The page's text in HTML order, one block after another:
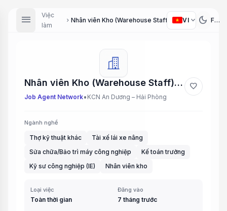
menu
Việc
làm
chevron_right Nhân viên Kho (Warehouse Staff), Lái xe nâng (Forklift Driver), Nhân viên IE (IE Staff), Nhân viên Sửa máy (Machine Repair Staff), Kế toán trưởng (Chief Accountant), Nhân viên Kỹ thuật (Technician)
VI expand_more dark_mode
Nhân viên Kho (Warehouse Staff), Lái xe nâng (Forklift Driver), Nhân viên IE (IE Staff), Nhân viên Sửa máy (Machine Repair Staff), Kế toán trưởng (Chief Accountant), Nhân viên Kỹ thuật (Technician)
Job Agent Network• KCN An Dương – Hải Phòng
favorite
Ngành nghề
Thợ kỹ thuật khác
Tài xế lái xe nâng
Sửa chữa/Bảo trì máy công nghiệp
Kế toán trưởng
Kỹ sư công nghiệp (IE)
Nhân viên kho
Loại việc
Toàn thời gian
Đăng vào
7 tháng trước